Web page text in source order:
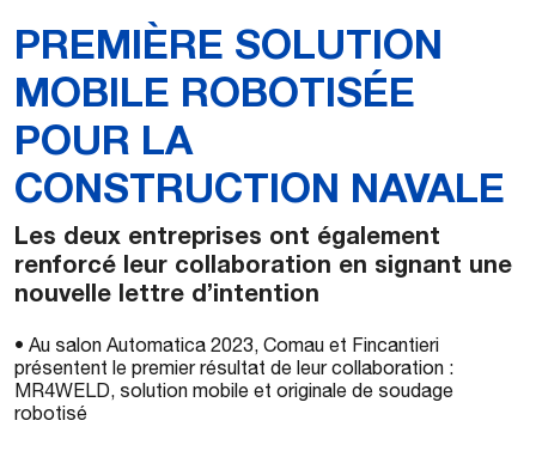
PREMIÈRE SOLUTION
MOBILE ROBOTISÉE
POUR LA
CONSTRUCTION NAVALE
Les deux entreprises ont également
renforcé leur collaboration en signant une
nouvelle lettre d’intention
• Au salon Automatica 2023, Comau et Fincantieri
présentent le premier résultat de leur collaboration :
MR4WELD, solution mobile et originale de soudage
robotisé